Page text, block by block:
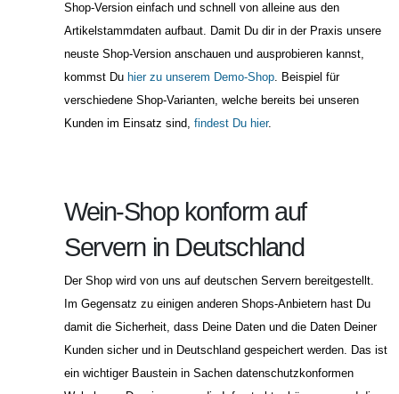
Shop-Version einfach und schnell von alleine aus den
Artikelstammdaten aufbaut. Damit Du dir in der Praxis unsere
neuste Shop-Version anschauen und ausprobieren kannst,
kommst Du hier zu unserem Demo-Shop. Beispiel für
verschiedene Shop-Varianten, welche bereits bei unseren
Kunden im Einsatz sind, findest Du hier.
Wein-Shop konform auf
Servern in Deutschland
Der Shop wird von uns auf deutschen Servern bereitgestellt.
Im Gegensatz zu einigen anderen Shops-Anbietern hast Du
damit die Sicherheit, dass Deine Daten und die Daten Deiner
Kunden sicher und in Deutschland gespeichert werden. Das ist
ein wichtiger Baustein in Sachen datenschutzkonformen